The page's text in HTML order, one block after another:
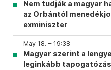
Nem tudják a magyar
az Orbántól
exminiszter
May 18. – 19:38
Magyar szerint a
leginkább